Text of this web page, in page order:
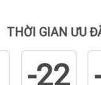
THỜI GIAN ƯU
-22